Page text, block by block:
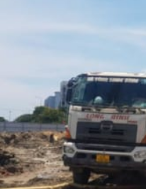
Dự án Olalani